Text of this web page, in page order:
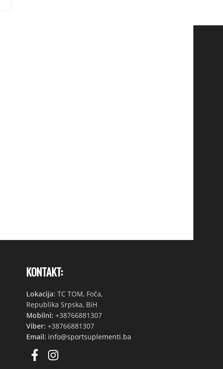
KONTAKT:
Lokacija: TC TOM, Foča,
Republika Srpska, BiH
Mobilni: +38766881307
Viber: +38766881307
Email: info@sportsuplementi.ba